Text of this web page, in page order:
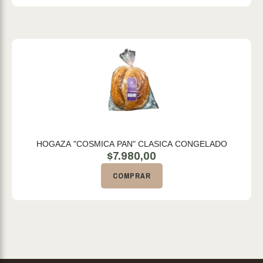
HOGAZA "COSMICA PAN" CLASICA CONGELADO
$7.980,00
COMPRAR